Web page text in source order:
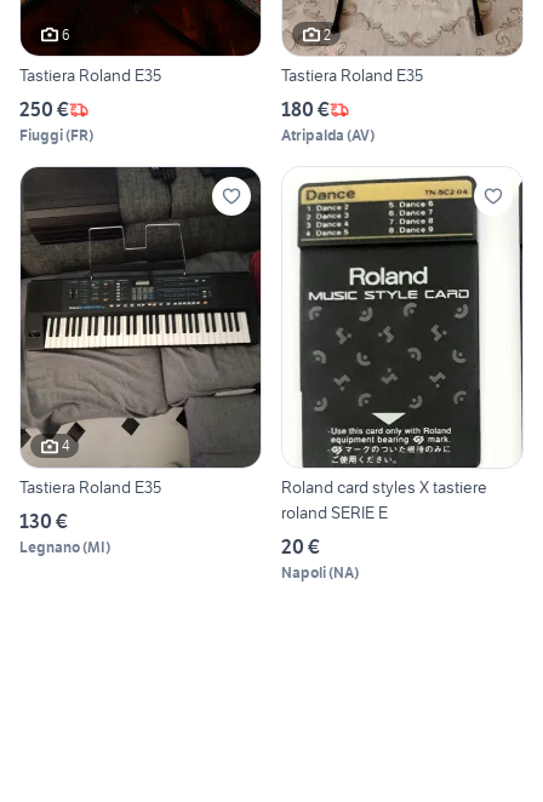
6
Tastiera Roland E35
250 €
Fiuggi(FR)
2
Tastiera Roland E35
180 €
Atripalda (AV)
4
Tastiera Roland E35
130 €
Legnano(MI)
Roland card styles X tastiere
roland SERIE E
20 €
Napoli(NA)